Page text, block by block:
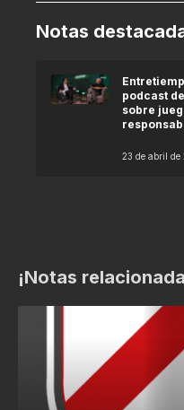
Notas
podcast
sobre
23 de abril de
¡Notas